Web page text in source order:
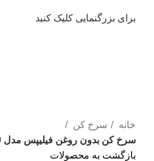
برای بزرگنمایی کلیک کنید
خانه
سرخ کن
سرخ کن بدون روغن فیلیپس مدل NA350/00
بازگشت به محصولات